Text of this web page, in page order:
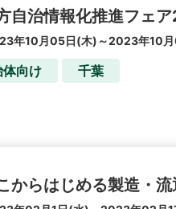
自治情報化推進フェ
年10月05日(木)～2023年10
体向け 千葉
からはじめる製造・